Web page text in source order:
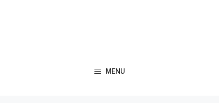
MENU